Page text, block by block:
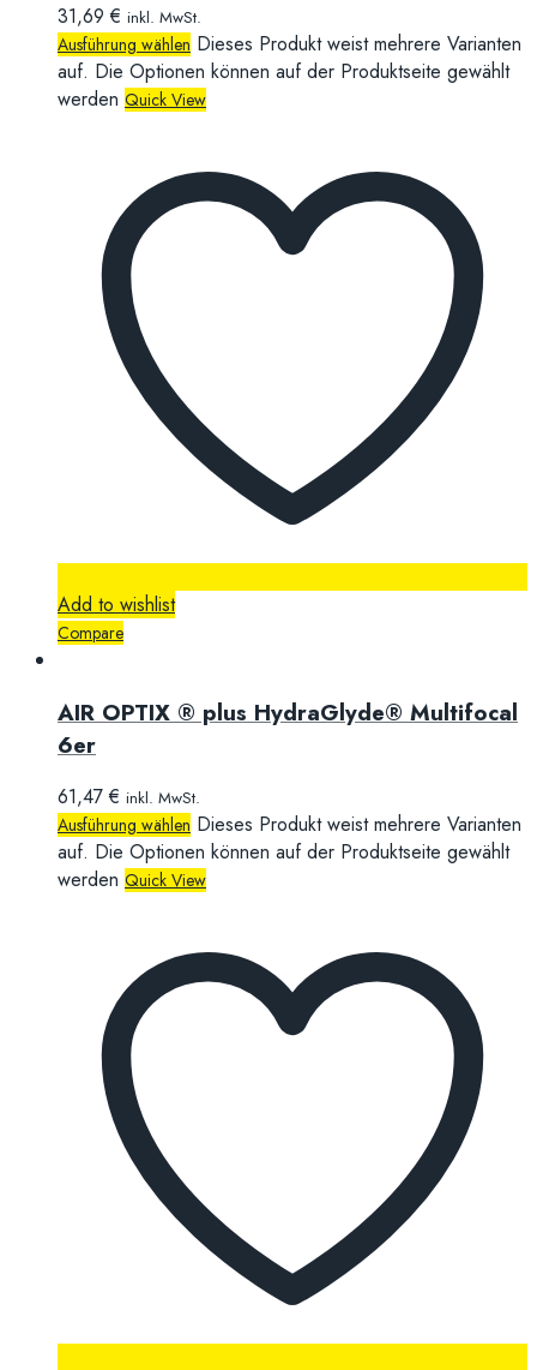
31,69€ inkl. MwSt.
Ausführung wählen Dieses Produkt weist mehrere Varianten
auf. Die Optionen können auf der Produktseite gewählt
werden Quick View
Add to wishlist
Compare
AIR OPTIX ® plus HydraGlyde® Multifocal
6er
61,47€ inkl. MwSt.
Ausführung wählen Dieses Produkt weist mehrere Varianten
auf. Die Optionen können auf der Produktseite gewählt
werden Quick View